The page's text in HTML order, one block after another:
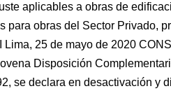
aplicables a obras de
para obras del Sector Privado,
Lima, 25 de mayo de 2020
Disposición
se declara en desactivación y